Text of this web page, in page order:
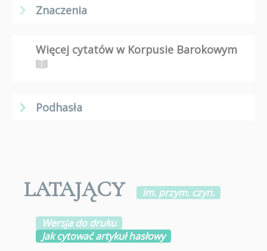
Znaczenia
Więcej cytatów w Korpusie Barokowym
Podhasła
LATAJĄCY im. przym. czyn.
Wersja do druku
Jak cytować artykuł hasłowy